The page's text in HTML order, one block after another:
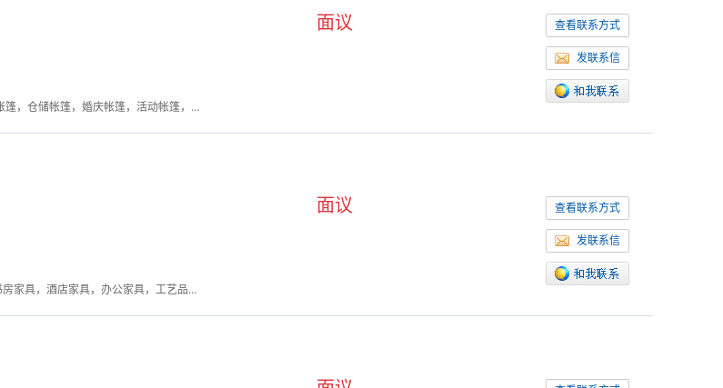
欧式帐篷， 帐篷，广告帐篷，折叠帐篷，施工帐篷，仓储帐篷，婚庆帐篷，活动帐篷，吊顶帐篷，香港帐篷，澳门帐篷，救灾帐篷·
查看联系方式
发联系信
面议
客厅家具，餐厅家具，商务家具，卧室家具，书房家具，酒店家具，办公家具，工艺品摆件
查看联系方式
发联系信
面议